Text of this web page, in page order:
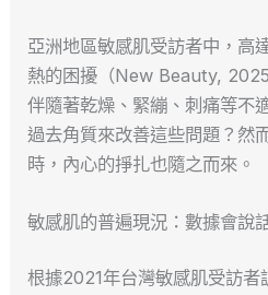
亞洲地區敏感肌受訪者中，高
熱的困擾（New Beauty,
伴隨著乾燥、緊繃、刺痛等不
過去角質來改善這些問題？然
時，內心的掙扎也隨之而來。
敏感肌的普遍現況：數據會說
根據2021年台灣敏感肌受訪者